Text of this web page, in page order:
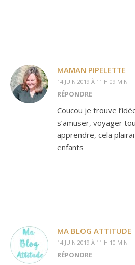
MAMAN PIPELETTE
14 JUIN 2019 À 11 H 09 MIN
RÉPONDRE
Coucou je trouve
s’amuser, voyager
apprendre, cela
enfants
MA BLOG ATTITUDE
14 JUIN 2019 À 11 H 10 MIN
RÉPONDRE